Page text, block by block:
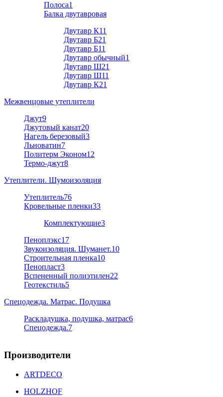
Полоса1
Балка двутавровая
Двутавр К11
Двутавр Б21
Двутавр Б11
Двутавр обычный1
Двутавр Ш21
Двутавр Ш11
Двутавр К21
Межвенцовые утеплители
Джут9
Джутовый канат20
Нагель березовый3
Льноватин7
Политерм Эконом12
Термо-джут8
Утеплители. Шумоизоляция
Утеплитель76
Кровельные пленки33
Комплектующие3
Пеноплэкс17
Звукоизоляция. Шуманет.10
Строительная пленка10
Пенопласт3
Вспененный полиэтилен22
Геотекстиль5
Спецодежда. Матрас. Подушка
Раскладушка, подушка, матрас6
Спецодежда.7
Производители
ARTDECO
HOLZHOF